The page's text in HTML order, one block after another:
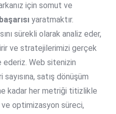
için somut ve
yaratmaktır.
sürekli olarak analiz eder,
ve stratejilerimizi gerçek
ederiz. Web sitenizin
satış dönüşüm
kadar her metriği titizlikle
optimizasyon süreci,